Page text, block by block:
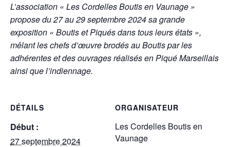
L’association « Les Cordelles Boutis en Vaunage »
propose du 27 au 29 septembre 2024 sa grande
exposition « Boutis et Piqués dans tous leurs états »,
mêlant les chefs d’œuvre brodés au Boutis par les
adhérentes et des ouvrages réalisés en Piqué Marseillais
ainsi que l’indiennage.
DÉTAILS
Début :
27 septembre 2024
ORGANISATEUR
Les Cordelles Boutis en
Vaunage